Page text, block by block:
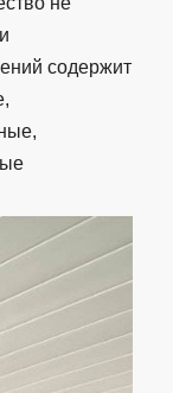
содержит